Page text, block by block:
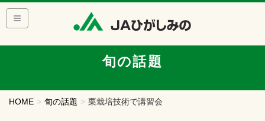
旬の話題
HOME 旬の話題 栗栽培技術で講習会